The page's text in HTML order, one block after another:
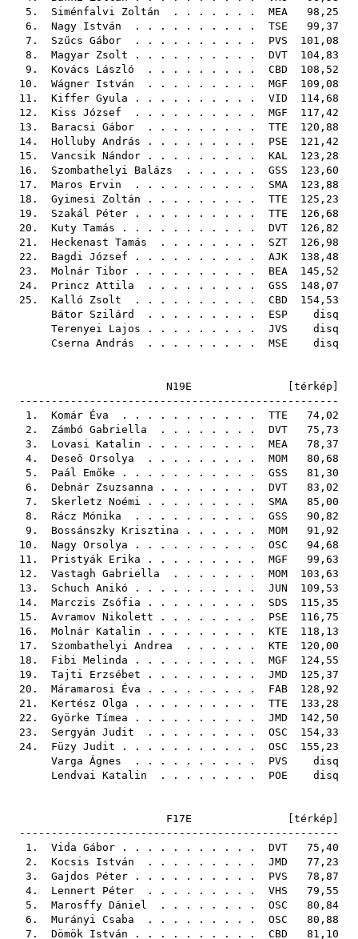
5. Siménfalvi Zoltán . . . . . . . MEA 98,25
6. Nagy István . . . . . . . . . . TSE 99,37
7. Szűcs Gábor . . . . . . . . . . PVS 101,08
8. Magyar Zsolt . . . . . . . . . . DVT 104,83
9. Kovács László . . . . . . . . . CBD 108,52
10. Wágner István . . . . . . . . . MGF 109,08
11. Kiffer Gyula . . . . . . . . . . VID 114,68
12. Kiss József . . . . . . . . . . MGF 117,42
13. Baracsi Gábor . . . . . . . . . TTE 120,88
14. Holluby András . . . . . . . . . PSE 121,42
15. Vancsik Nándor . . . . . . . . . KAL 123,28
16. Szombathelyi Balázs . . . . . . GSS 123,60
17. Maros Ervin . . . . . . . . . . SMA 123,88
18. Gyimesi Zoltán . . . . . . . . . TTE 125,23
19. Szakál Péter . . . . . . . . . . TTE 126,68
20. Kuty Tamás . . . . . . . . . . . DVT 126,82
21. Heckenast Tamás . . . . . . . . SZT 126,98
22. Bagdi József . . . . . . . . . . AJK 138,48
23. Molnár Tibor . . . . . . . . . . BEA 145,52
24. Princz Attila . . . . . . . . . GSS 148,07
25. Kalló Zsolt . . . . . . . . . . CBD 154,53
Bátor Szilárd
. . . . . . . . . ESP disq
Terenyei Lajos . . . . . . . . . JVS disq
Cserna András . . . . . . . . . MSE disq
N19E [ térkép
--------------------------------------------------
1. Komár Éva . . . . . . . . . . . TTE 74,02
2. Zámbó Gabriella . . . . . . . . DVT 75,73
3. Lovasi Katalin . . . . . . . . . MEA 78,37
4. Deseő Orsolya . . . . . . . . . MOM 80,68
5. Paál Emőke . . . . . . . . . . . GSS 81,30
6. Debnár Zsuzsanna . . . . . . . . DVT 83,02
7. Skerletz Noémi . . . . . . . . . SMA 85,00
8. Rácz Mónika . . . . . . . . . . GSS 90,82
9. Bossánszky Krisztina . . . . . . MOM 91,92
10. Nagy Orsolya . . . . . . . . . . OSC 94,68
11. Pristyák Erika . . . . . . . . . MGF 99,63
12. Vastagh Gabriella . . . . . . . MOM 103,63
13. Schuch Anikó . . . . . . . . . . JUN 109,53
14. Marczis Zsófia . . . . . . . . . SDS 115,35
15. Avramov Nikolett . . . . . . . . PSE 116,75
16. Molnár Katalin . . . . . . . . . KTE 118,13
17. Szombathelyi Andrea . . . . . . KTE 120,00
18. Fibi Melinda . . . . . . . . . . MGF 124,55
19. Tajti Erzsébet . . . . . . . . . JMD 125,37
20. Máramarosi Éva . . . . . . . . . FAB 128,92
21. Kertész Olga . . . . . . . . . . TTE 133,28
22. Györke Tímea . . . . . . . . . . JMD 142,50
23. Sergyán Judit . . . . . . . . . OSC 154,33
24. Füzy Judit . . . . . . . . . . . OSC 155,23
Varga Ágnes . . . . . . . . . . PVS disq
Lendvai Katalin . . . . . . . . POE disq
F17E [ térkép
--------------------------------------------------
1. Vida Gábor . . . . . . . . . . . DVT 75,40
2. Kocsis István . . . . . . . . . JMD 77,23
3. Gajdos Péter . . . . . . . . . . PVS 78,87
4. Lennert Péter . . . . . . . . . VHS 79,55
5. Marosffy Dániel . . . . . . . . OSC 80,84
6. Murányi Csaba . . . . . . . . . OSC 80,88
7. Dömök István . . . . . . . . . . CBD 81,10